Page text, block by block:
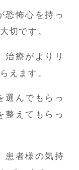
恐怖心を持っ
切です。
治療がよりリ
えます。
選んでもらっ
整えてもらっ
患者様の気持